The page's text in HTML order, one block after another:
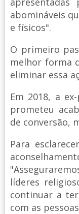
abomináveis
e físicos".
O primeiro
melhor forma
eliminar essa
Em 2018, a
prometeu
de conversão,
Para
líderes
continuar a
com as